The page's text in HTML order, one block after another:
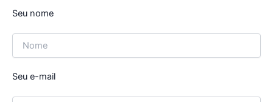
Seu nome
Seu e-mail